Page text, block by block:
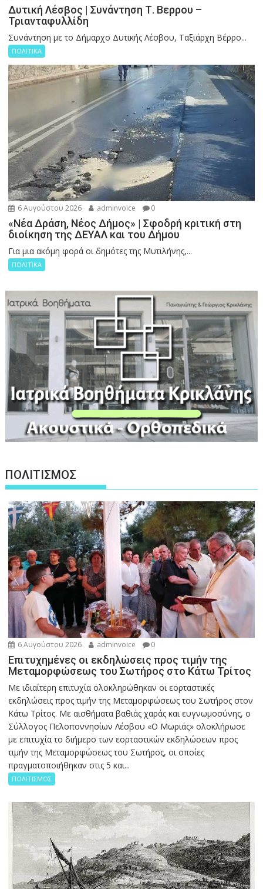
Δυτική Λέσβος | Συνάντηση Τ. Βερρου –
Τριανταφυλλίδη
Συνάντηση με το Δήμαρχο Δυτικής Λέσβου, Ταξιάρχη Βέρρο...
ΠΟΛΙΤΙΚΑ
6 Αυγούστου 2026 adminvoice 0
«Νέα Δράση, Νέος Δήμος» | Σφοδρή κριτική στη
διοίκηση της ΔΕΥΑΛ και του Δήμου
Για μια ακόμη φορά οι δημότες της Μυτιλήνης,...
ΠΟΛΙΤΙΚΑ
ΠΟΛΙΤΙΣΜΟΣ
6 Αυγούστου 2026 adminvoice 0
Επιτυχημένες οι εκδηλώσεις προς τιμήν της
Μεταμορφώσεως του Σωτήρος στο Κάτω Τρίτος
Με ιδιαίτερη επιτυχία ολοκληρώθηκαν οι εορταστικές
εκδηλώσεις προς τιμήν της Μεταμορφώσεως του Σωτήρος στον
Κάτω Τρίτος. Με αισθήματα βαθιάς χαράς και ευγνωμοσύνης, ο
Σύλλογος Πελοποννησίων Λέσβου «Ο Μωριάς» ολοκλήρωσε
με επιτυχία το διήμερο των εορταστικών εκδηλώσεων προς
τιμήν της Μεταμορφώσεως του Σωτήρος, οι οποίες
πραγματοποιήθηκαν στις 5 και...
ΠΟΛΙΤΙΣΜΟΣ